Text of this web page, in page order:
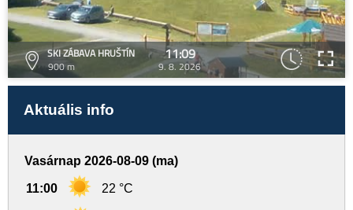
SKI ZÁBAVA HRUŠTÍN
900 m
11:09
9. 8. 2026
Aktuális info
Vasárnap 2026-08-09 (ma)
11:00 22 °C